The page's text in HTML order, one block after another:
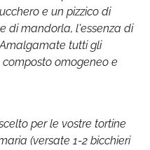
e un pizzico di
di mandorla, l'essenza di
tutti gli
omogeneo e
per le vostre tortine
(versate 1-2 bicchieri